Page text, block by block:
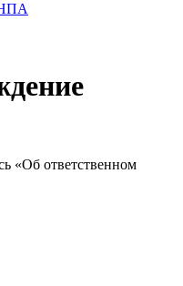
НПА
«Об ответственном